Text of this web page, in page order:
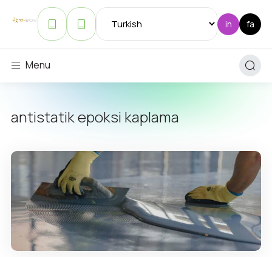
Menu
antistatik epoksi kaplama